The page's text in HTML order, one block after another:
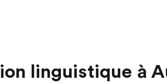
linguistique à